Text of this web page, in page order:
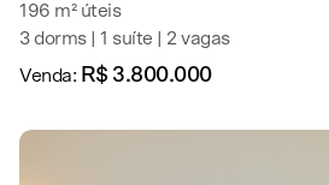
196 m² úteis
3 dorms | 1 suíte | 2 vagas
Venda: R$ 3.800.000